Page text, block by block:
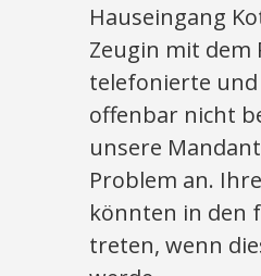
Hauseingang
Zeugin mit dem
telefonierte und
offenbar nicht
unsere
Problem an.
könnten in den
treten, wenn